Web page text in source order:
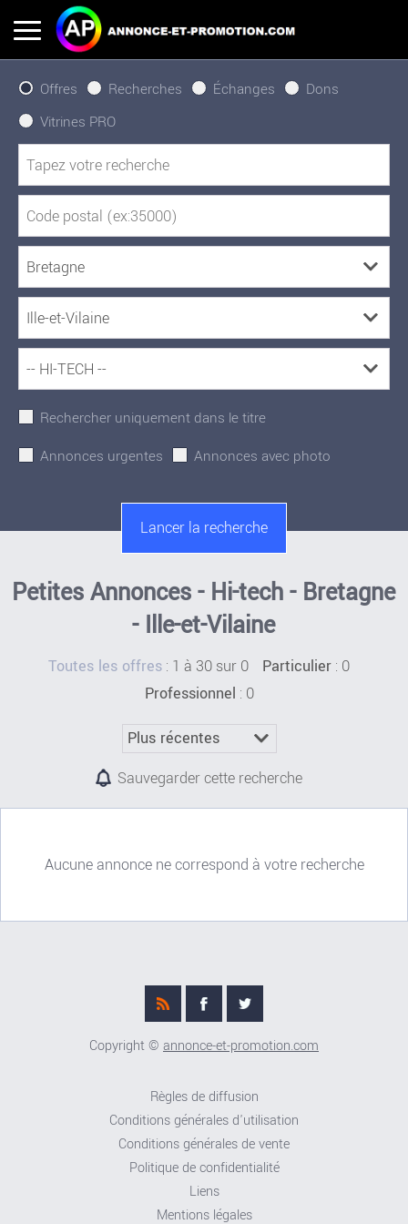
Offres Recherches Échanges
Dons
Vitrines PRO
Rechercher uniquement dans le titre
Annonces urgentes
Annonces avec photo
Petites Annonces - Hi-tech - Bretagne
- Ille-et-Vilaine
Toutes les offres : 1 à 30 sur 0 Particulier : 0
Professionnel : 0
Sauvegarder cette recherche
Aucune annonce ne correspond à votre recherche
Copyright © annonce-et-promotion.com
Règles de diffusion
Conditions générales d'utilisation
Conditions générales de vente
Politique de confidentialité
Liens
Mentions légales